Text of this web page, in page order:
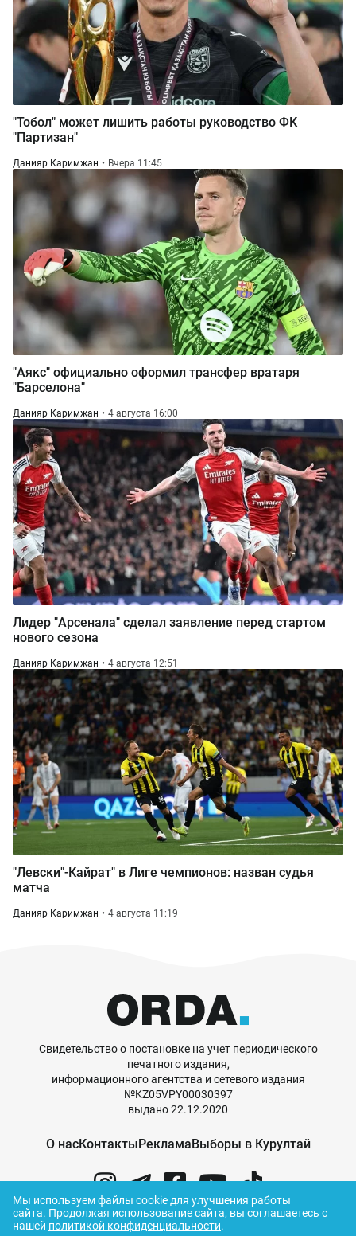
"Тобол" может лишить работы руководство ФК
"Партизан"
Данияр Каримжан Вчера 11:45
"Аякс" официально оформил трансфер вратаря
"Барселона"
Данияр Каримжан 4 августа 16:00
Лидер "Арсенала" сделал заявление перед стартом
нового сезона
Данияр Каримжан 4 августа 12:51
"Левски"-Кайрат" в Лиге чемпионов: назван судья
матча
Данияр Каримжан 4 августа 11:19
Свидетельство о постановке на учет периодического
печатного издания,
информационного агентства и сетевого издания
№KZ05VPY00030397
выдано 22.12.2020
О насКонтактыРекламаВыборы в Курултай
Мы используем файлы cookie для улучшения работы
сайта. Продолжая использование сайта, вы соглашаетесь с
нашей политикой конфиденциальности.